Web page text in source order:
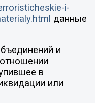
i-
данные
и
в
или